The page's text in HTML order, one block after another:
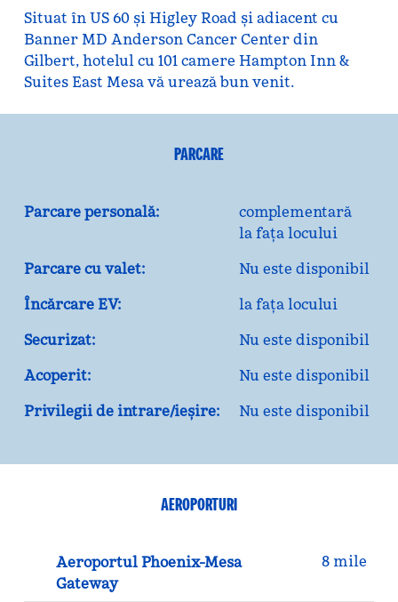
Situat în US 60 și Higley Road și adiacent cu
Banner MD Anderson Cancer Center din
Gilbert, hotelul cu 101 camere Hampton Inn &
Suites East Mesa vă urează bun venit.
PARCARE
Parcare personală:
complementară
la fața locului
Parcare cu valet:
Nu este disponibil
Încărcare EV:
la fața locului
Securizat:
Nu este disponibil
Acoperit:
Nu este disponibil
Privilegii de intrare/ieșire:
Nu este disponibil
AEROPORTURI
Aeroportul Phoenix-Mesa
Gateway
8 mile